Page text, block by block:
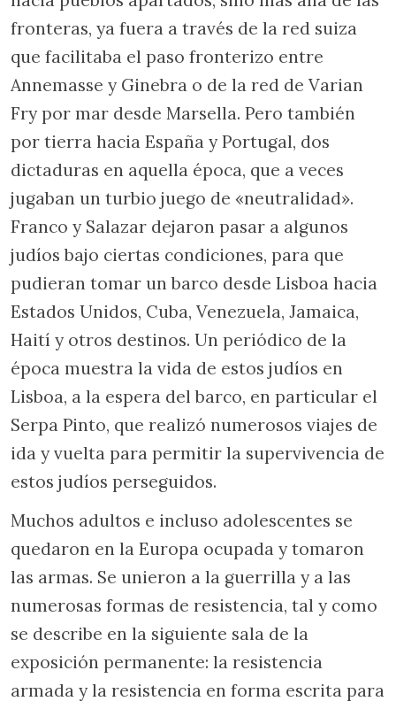
fronteras, ya fuera a través de la red suiza
que facilitaba el paso fronterizo entre
Annemasse y Ginebra o de la red de Varian
Fry por mar desde Marsella. Pero también
por tierra hacia España y Portugal, dos
dictaduras en aquella época, que a veces
jugaban un turbio juego de «neutralidad».
Franco y Salazar dejaron pasar a algunos
judíos bajo ciertas condiciones, para que
pudieran tomar un barco desde Lisboa hacia
Estados Unidos, Cuba, Venezuela, Jamaica,
Haití y otros destinos. Un periódico de la
época muestra la vida de estos judíos en
Lisboa, a la espera del barco, en particular el
Serpa Pinto, que realizó numerosos viajes de
ida y vuelta para permitir la supervivencia de
estos judíos perseguidos.
Muchos adultos e incluso adolescentes se
quedaron en la Europa ocupada y tomaron
las armas. Se unieron a la guerrilla y a las
numerosas formas de resistencia, tal y como
se describe en la siguiente sala de la
exposición permanente: la resistencia
armada y la resistencia en forma escrita para